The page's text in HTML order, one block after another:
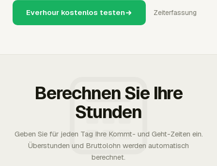
Everhour kostenlos testen Zeiterfassung
Berechnen Sie Ihre
Stunden
Geben Sie für jeden Tag Ihre Kommt- und Geht-Zeiten ein.
Überstunden und Bruttolohn werden automatisch
berechnet.